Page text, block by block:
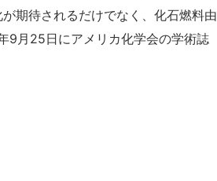
期待されるだけでなく、化石燃料由
9月25日にアメリカ化学会の学術誌